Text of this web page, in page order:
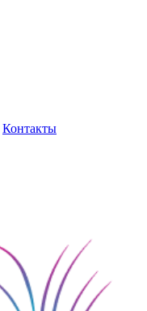
Контакты